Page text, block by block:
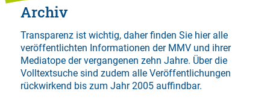
Archiv
Transparenz ist wichtig, daher finden Sie hier alle
veröffentlichten Informationen der MMV und ihrer
Mediatope der vergangenen zehn Jahre. Über die
Volltextsuchesind zudem alle Veröffentlichungen
rückwirkend bis zum Jahr 2005 auffindbar.